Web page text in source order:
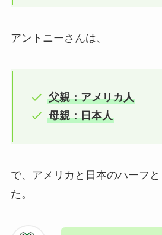
アントニーさんは、
父親：アメリカ人
母親：日本人
で、アメリカと日本のハーフ
た。